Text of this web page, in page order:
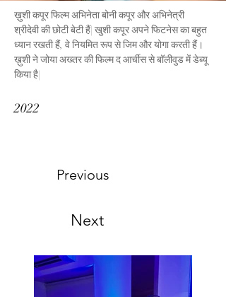
ख़ुशी कपूर फिल्म अभिनेता बोनी कपूर और अभिनेत्री
श्रीदेवी की छोटी बेटी हैं| खुशी कपूर अपने फिटनेस का बहुत
ध्यान रखती हैं, वे नियमित रूप से जिम और योगा करती हैं।
ख़ुशी ने जोया अख्तर की फिल्म द आर्चीस से बॉलीवुड में डेब्यू
किया है|
2022
Previous
Next